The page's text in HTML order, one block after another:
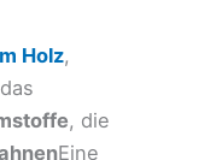
Holz,
, die
Eine